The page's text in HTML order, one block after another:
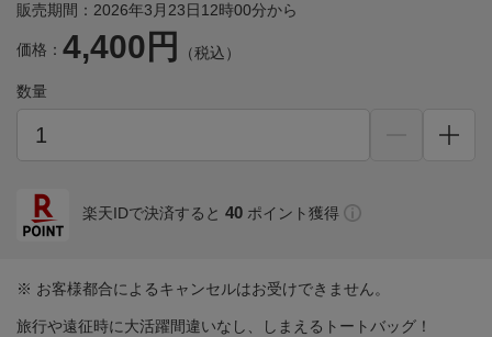
販売期間：2026年3月23日12時00分から
価格： 4,400円 （税込）
数量
楽天IDで決済すると 40 ポイント獲得
※ お客様都合によるキャンセルはお受けできません。
旅行や遠征時に大活躍間違いなし、しまえるトートバッグ！